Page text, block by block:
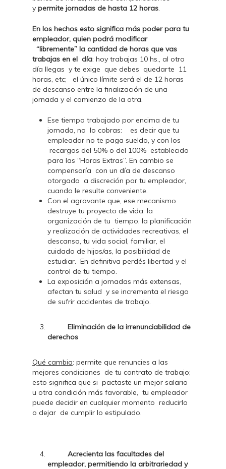
ypermite jornadas de hasta 12 horas.
En los hechos esto significa más poder para tu
empleador, quien podrá modificar
“libremente” la cantidad de horas que vas
trabajas en el día: hoy trabajas 10 hs., al otro
día llegas y te exige que debes quedarte 11
horas, etc; el único límite será el de 12 horas
de descanso entre la finalización de una
jornada y el comienzo de la otra.
Ese tiempo trabajado por encima de tu
jornada, no lo cobras: es decir que tu
empleador no te paga sueldo, y con los
recargos del 50% o del 100% establecido
para las “Horas Extras”. En cambio se
compensaría con un día de descanso
otorgado a discreción por tu empleador,
cuando le resulte conveniente.
Con el agravante que, ese mecanismo
destruye tu proyecto de vida: la
organización de tu tiempo, la planificación
y realización de actividades recreativas, el
descanso, tu vida social, familiar, el
cuidado de hijos/as, la posibilidad de
estudiar. En definitiva perdés libertad y el
control de tu tiempo.
La exposición a jornadas más extensas,
afectan tu salud y se incrementa el riesgo
de sufrir accidentes de trabajo.
Eliminación de la irrenunciabilidad de
derechos
Qué cambia: permite que renuncies a las
mejores condiciones de tu contrato de trabajo;
esto significa que si pactaste un mejor salario
u otra condición más favorable, tu empleador
puede decidir en cualquier momento reducirlo
o dejar de cumplir lo estipulado.
Acrecienta las facultades del
empleador, permitiendo la arbitrariedad y